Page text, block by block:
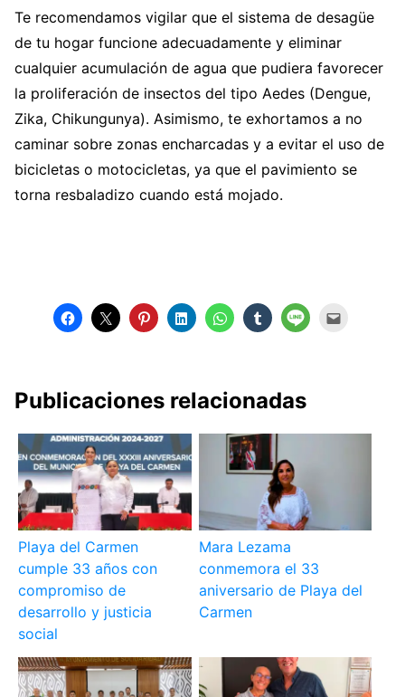
Te recomendamos vigilar que el sistema de desagüe
de tu hogar funcione adecuadamente y eliminar
cualquier acumulación de agua que pudiera favorecer
la proliferación de insectos del tipo Aedes (Dengue,
Zika, Chikungunya). Asimismo, te exhortamos a no
caminar sobre zonas encharcadas y a evitar el uso de
bicicletas o motocicletas, ya que el pavimiento se
torna resbaladizo cuando está mojado.
Publicaciones relacionadas
Playa del Carmen
cumple 33 años con
compromiso de
desarrollo y justicia
social
Mara Lezama
conmemora el 33
aniversario de Playa del
Carmen